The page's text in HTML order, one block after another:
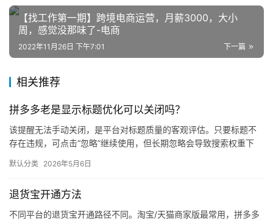
跨
境
电
自
体
社
【找工作第一期】跨境电商运营，月薪3000，大小
周，感觉没那味了-电商
下一篇
2022年11月26日 下午7:01
相关推荐
拼多多老是显示标题优化可以关闭吗？
该提醒无法手动关闭，是平台对标题质量的客观评估。只要标题不
存在违规，可点击“忽略”继续使用，但长期忽略会导致搜索权重下
默认分类 2026年5月6日
退货宝开通方法
不同平台的退货宝开通路径不同。淘宝/天猫商家版最常用，拼多多